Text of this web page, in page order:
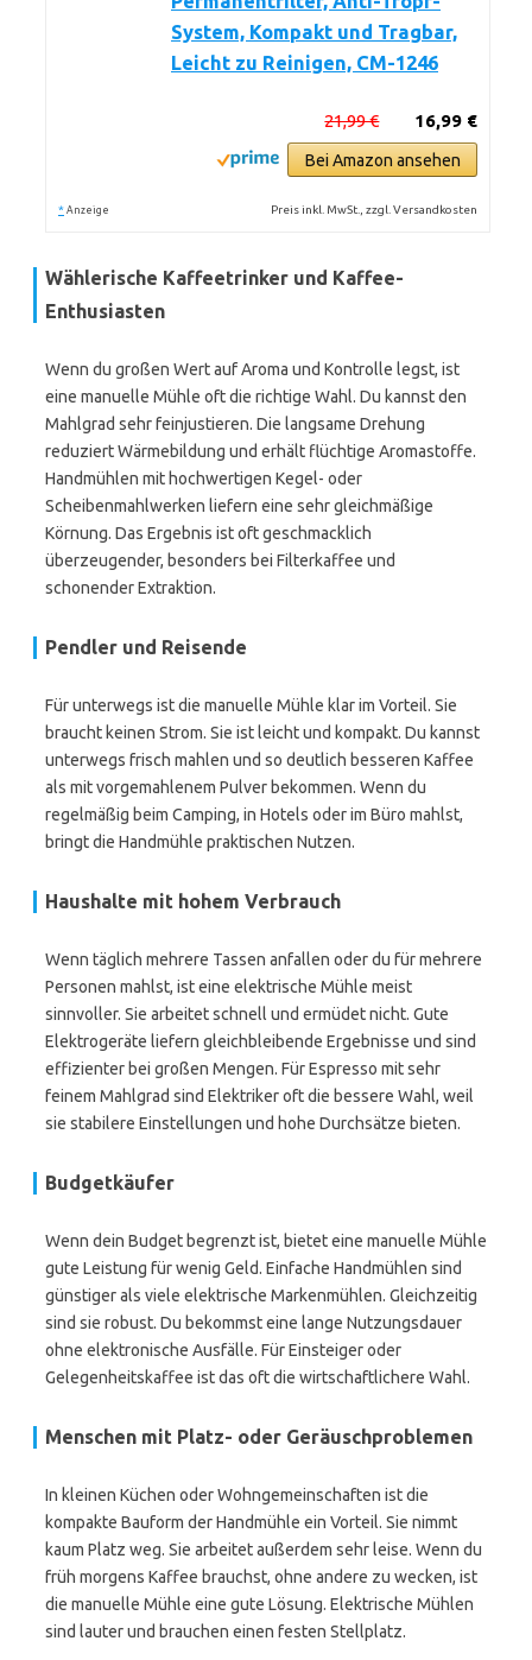
System, Kompakt und Tragbar,
Leicht zu Reinigen, CM-1246
16,99 €
21,99 €
Bei Amazon ansehen
* Anzeige Preis inkl. MwSt., zzgl. Versandkosten
Wählerische Kaffeetrinker und Kaffee-
Enthusiasten
Wenn du großen Wert auf Aroma und Kontrolle legst, ist
eine manuelle Mühle oft die richtige Wahl. Du kannst den
Mahlgrad sehr feinjustieren. Die langsame Drehung
reduziert Wärmebildung und erhält flüchtige Aromastoffe.
Handmühlen mit hochwertigen Kegel- oder
Scheibenmahlwerken liefern eine sehr gleichmäßige
Körnung. Das Ergebnis ist oft geschmacklich
überzeugender, besonders bei Filterkaffee und
schonender Extraktion.
Pendler und Reisende
Für unterwegs ist die manuelle Mühle klar im Vorteil. Sie
braucht keinen Strom. Sie ist leicht und kompakt. Du kannst
unterwegs frisch mahlen und so deutlich besseren Kaffee
als mit vorgemahlenem Pulver bekommen. Wenn du
regelmäßig beim Camping, in Hotels oder im Büro mahlst,
bringt die Handmühle praktischen Nutzen.
Haushalte mit hohem Verbrauch
Wenn täglich mehrere Tassen anfallen oder du für mehrere
Personen mahlst, ist eine elektrische Mühle meist
sinnvoller. Sie arbeitet schnell und ermüdet nicht. Gute
Elektrogeräte liefern gleichbleibende Ergebnisse und sind
effizienter bei großen Mengen. Für Espresso mit sehr
feinem Mahlgrad sind Elektriker oft die bessere Wahl, weil
sie stabilere Einstellungen und hohe Durchsätze bieten.
Budgetkäufer
Wenn dein Budget begrenzt ist, bietet eine manuelle Mühle
gute Leistung für wenig Geld. Einfache Handmühlen sind
günstiger als viele elektrische Markenmühlen. Gleichzeitig
sind sie robust. Du bekommst eine lange Nutzungsdauer
ohne elektronische Ausfälle. Für Einsteiger oder
Gelegenheitskaffee ist das oft die wirtschaftlichere Wahl.
Menschen mit Platz- oder Geräuschproblemen
In kleinen Küchen oder Wohngemeinschaften ist die
kompakte Bauform der Handmühle ein Vorteil. Sie nimmt
kaum Platz weg. Sie arbeitet außerdem sehr leise. Wenn du
früh morgens Kaffee brauchst, ohne andere zu wecken, ist
die manuelle Mühle eine gute Lösung. Elektrische Mühlen
sind lauter und brauchen einen festen Stellplatz.